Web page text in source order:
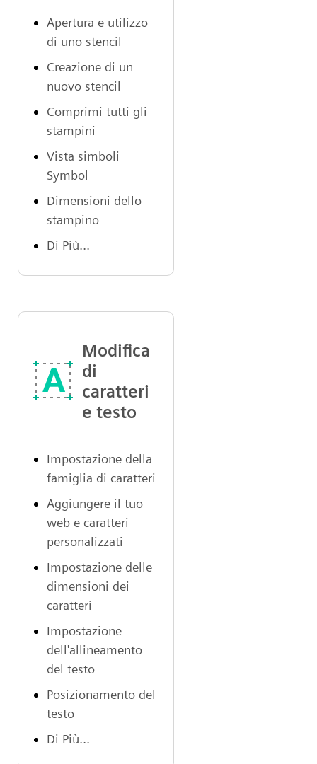
Apertura e utilizzo
di uno stencil
Creazione di un
nuovo stencil
Comprimi tutti gli
stampini
Vista simboli
Symbol
Dimensioni dello
stampino
Di Più...
Modifica
di
caratteri
e testo
Impostazione della
famiglia di caratteri
Aggiungere il tuo
web e caratteri
personalizzati
Impostazione delle
dimensioni dei
caratteri
Impostazione
dell'allineamento
del testo
Posizionamento del
testo
Di Più...